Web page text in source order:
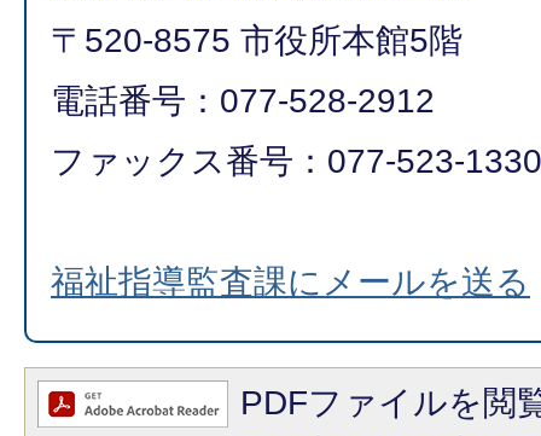
〒520-8575 市役所本館5階
電話番号：077-528-2912
ファックス番号：077-523-1330
福祉指導監査課にメールを送る
PDFファイルを閲